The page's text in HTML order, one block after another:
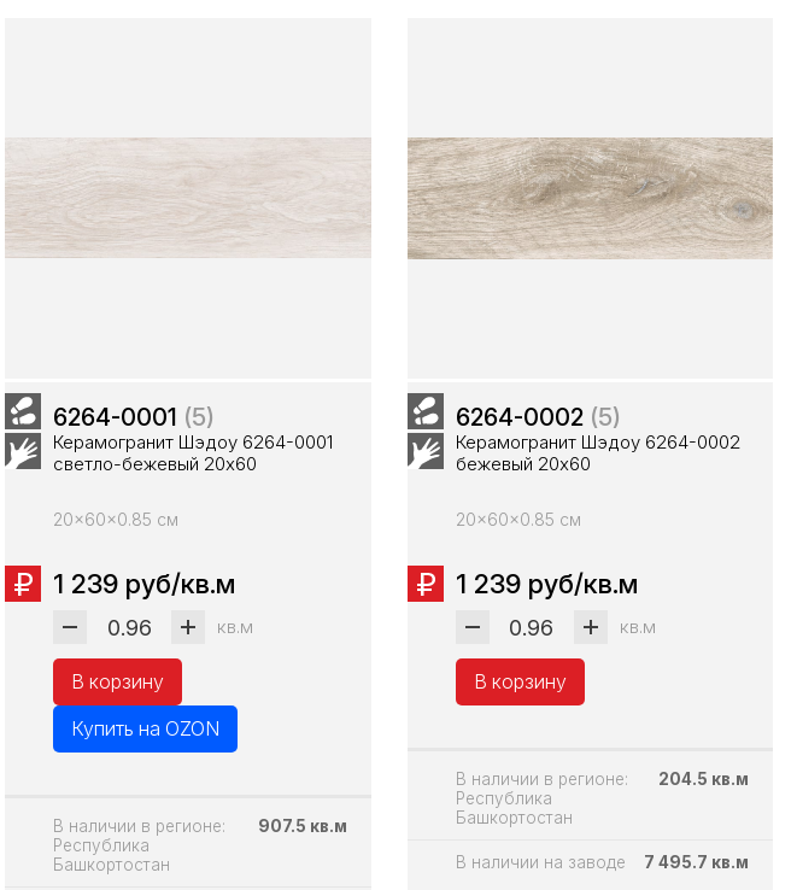
6264-0001 (5)
Керамогранит Шэдоу 6264-0001
светло-бежевый 20х60
20x60x0.85 см
1 239 руб/кв.м
кв.м
В корзину
Купить на OZON
В наличии в регионе:
Республика
Башкортостан
907.5 кв.м
6264-0002 (5)
Керамогранит Шэдоу 6264-0002
бежевый 20х60
20x60x0.85 см
1 239 руб/кв.м
кв.м
В корзину
В наличии в регионе:
Республика
Башкортостан
204.5 кв.м
В наличии на заводе 7 495.7 кв.м